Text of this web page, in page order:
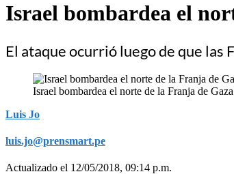
​Israel bombardea el
El ataque ocurrió luego de que las
​Israel bombardea el norte de la Franja de
Luis Jo
luis.jo@prensmart.pe
Actualizado el 12/05/2018, 09:14 p.m.